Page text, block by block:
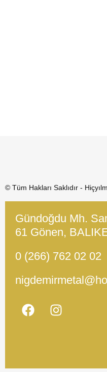
© Tüm Hakları Saklıdır -
Gündoğdu Mh.
61 Gönen,
0 (266) 762 02 02